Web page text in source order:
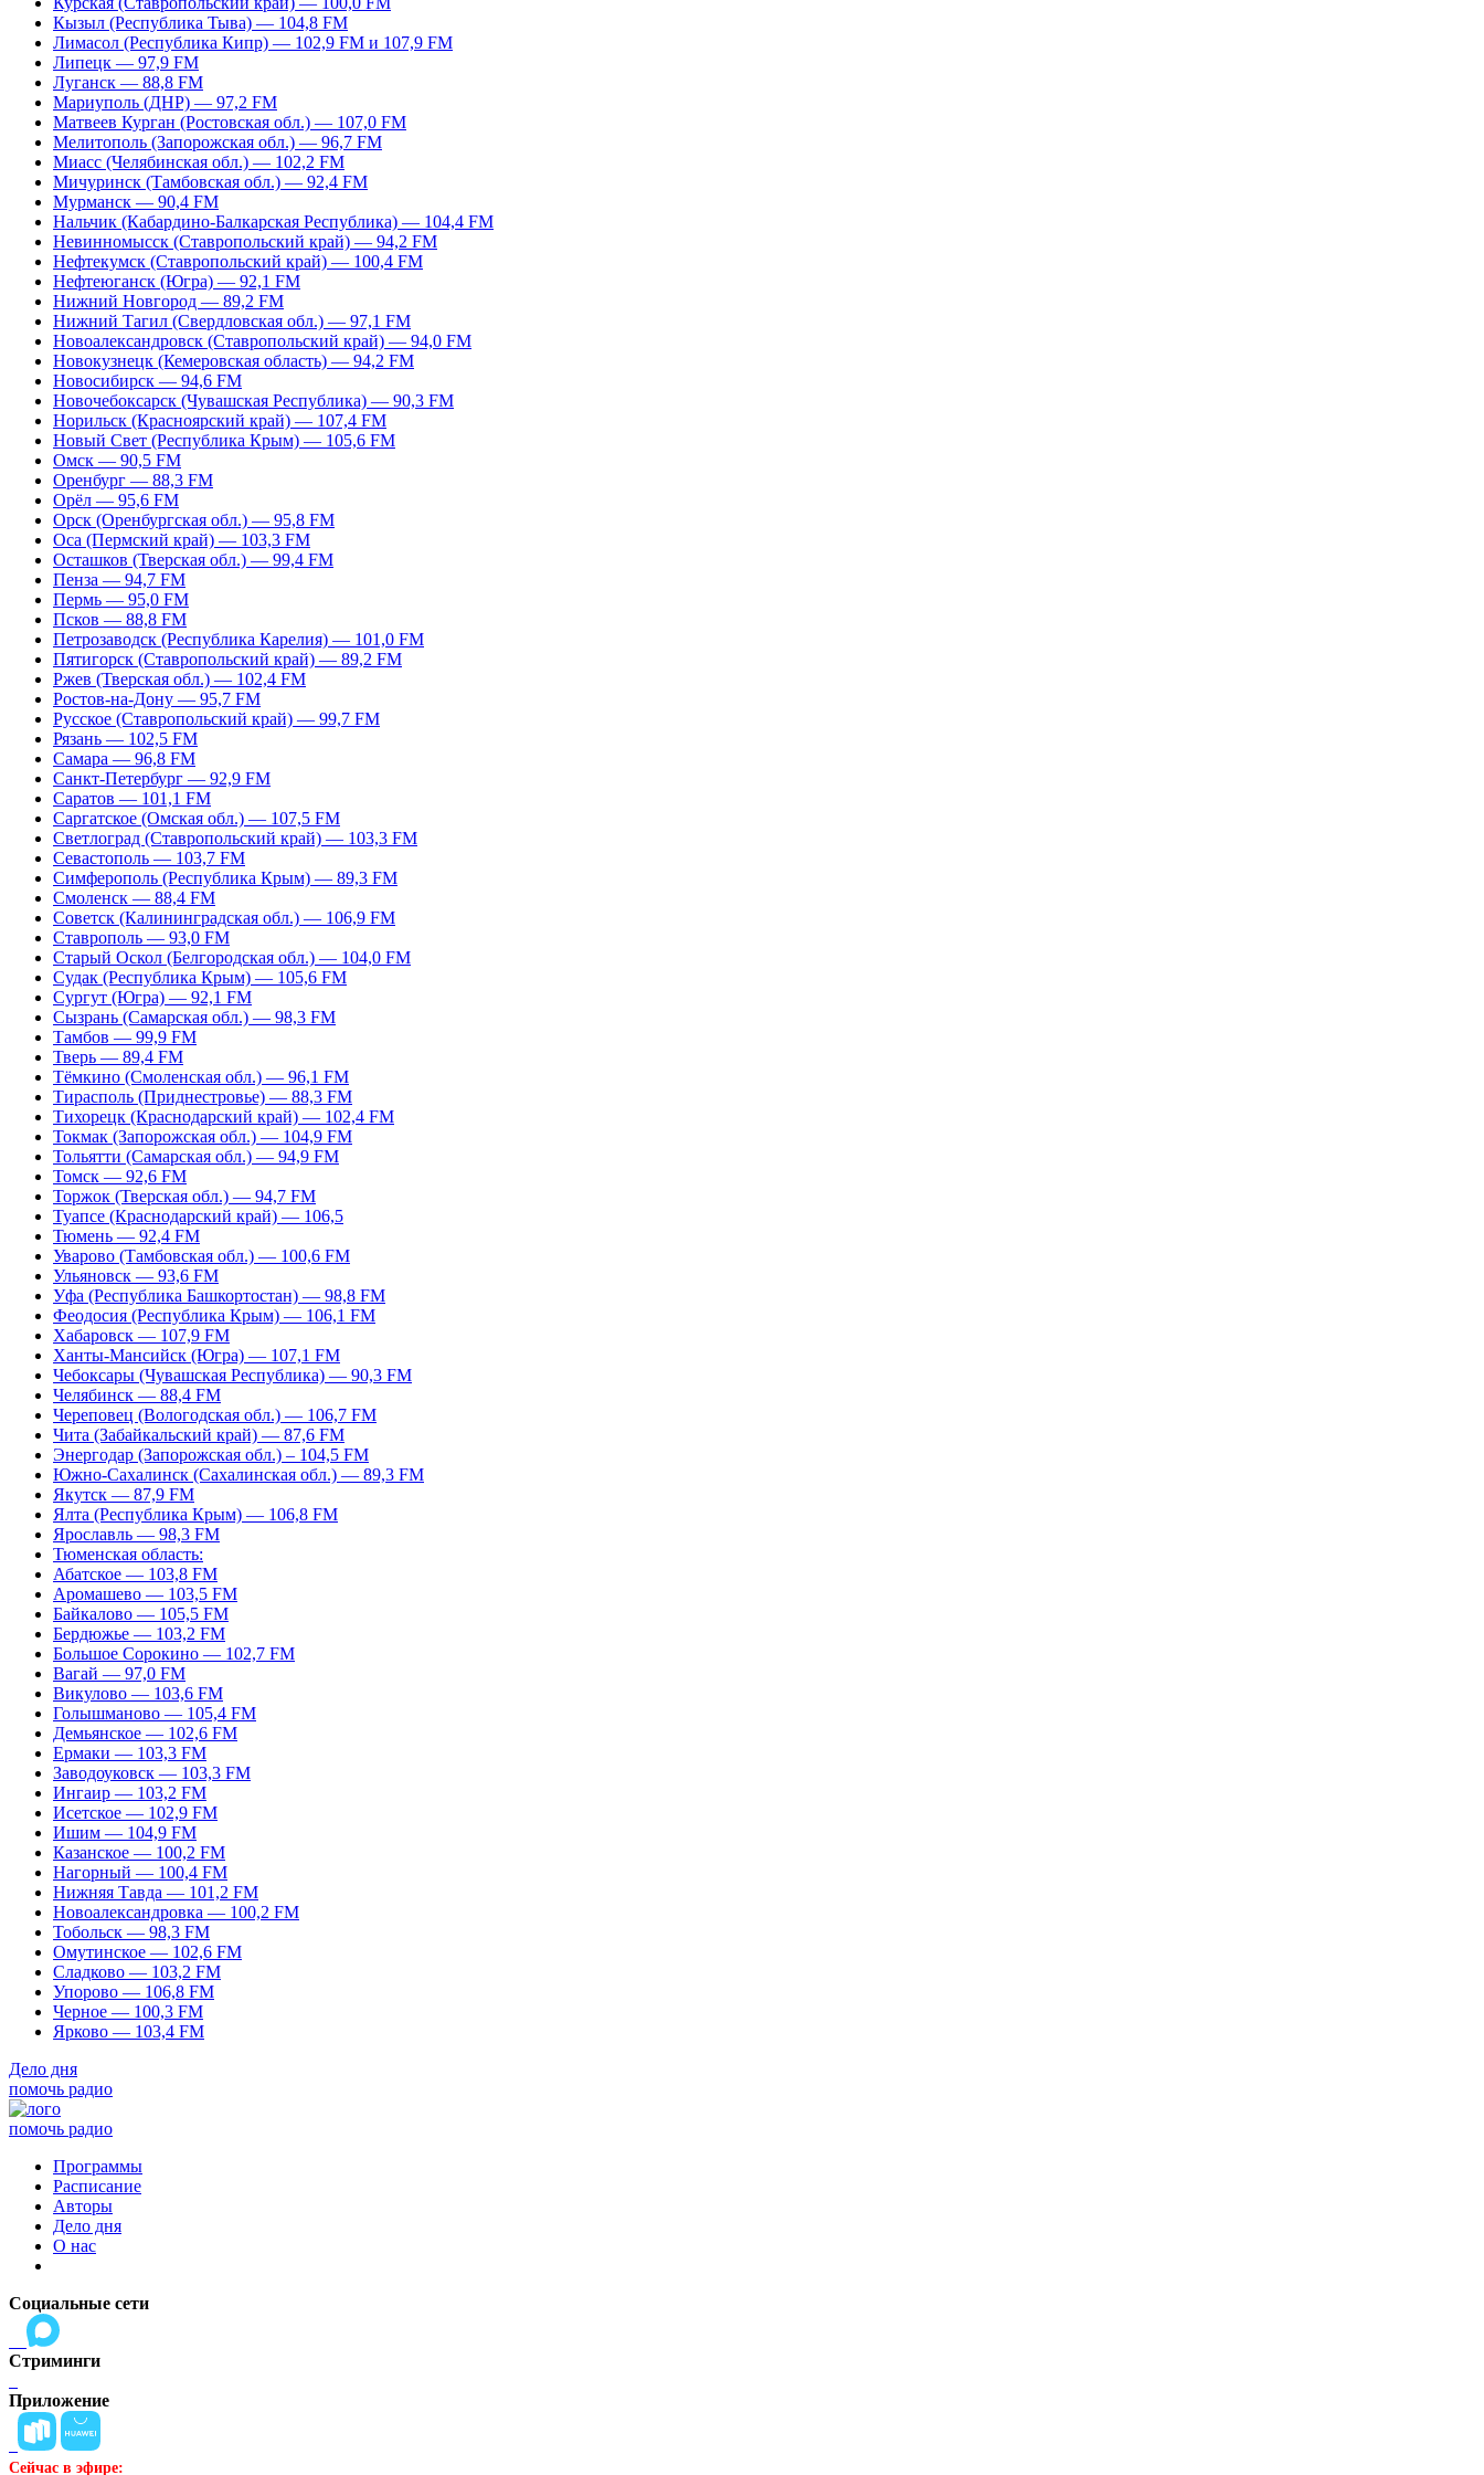
Кызыл (Республика Тыва) — 104,8 FM
Лимасол (Республика Кипр) — 102,9 FM и 107,9 FM
Липецк — 97,9 FM
Луганск — 88,8 FM
Мариуполь (ДНР) — 97,2 FM
Матвеев Курган (Ростовская обл.) — 107,0 FM
Мелитополь (Запорожская обл.) — 96,7 FM
Миасс (Челябинская обл.) — 102,2 FM
Мичуринск (Тамбовская обл.) — 92,4 FM
Мурманск — 90,4 FM
Нальчик (Кабардино-Балкарская Республика) — 104,4 FM
Невинномысск (Ставропольский край) — 94,2 FM
Нефтекумск (Ставропольский край) — 100,4 FM
Нефтеюганск (Югра) — 92,1 FM
Нижний Новгород — 89,2 FM
Нижний Тагил (Свердловская обл.) — 97,1 FM
Новоалександровск (Ставропольский край) — 94,0 FM
Новокузнецк (Кемеровская область) — 94,2 FM
Новосибирск — 94,6 FM
Новочебоксарск (Чувашская Республика) — 90,3 FM
Норильск (Красноярский край) — 107,4 FM
Новый Свет (Республика Крым) — 105,6 FM
Омск — 90,5 FM
Оренбург — 88,3 FM
Орёл — 95,6 FM
Орск (Оренбургская обл.) — 95,8 FM
Оса (Пермский край) — 103,3 FM
Осташков (Тверская обл.) — 99,4 FM
Пенза — 94,7 FM
Пермь — 95,0 FM
Псков — 88,8 FM
Петрозаводск (Республика Карелия) — 101,0 FM
Пятигорск (Ставропольский край) — 89,2 FM
Ржев (Тверская обл.) — 102,4 FM
Ростов-на-Дону — 95,7 FM
Русское (Ставропольский край) — 99,7 FM
Рязань — 102,5 FM
Самара — 96,8 FM
Санкт-Петербург — 92,9 FM
Саратов — 101,1 FM
Саргатское (Омская обл.) — 107,5 FM
Светлоград (Ставропольский край) — 103,3 FM
Севастополь — 103,7 FM
Симферополь (Республика Крым) — 89,3 FM
Смоленск — 88,4 FM
Советск (Калининградская обл.) — 106,9 FM
Ставрополь — 93,0 FM
Старый Оскол (Белгородская обл.) — 104,0 FM
Судак (Республика Крым) — 105,6 FM
Сургут (Югра) — 92,1 FM
Сызрань (Самарская обл.) — 98,3 FM
Тамбов — 99,9 FM
Тверь — 89,4 FM
Тёмкино (Смоленская обл.) — 96,1 FM
Тирасполь (Приднестровье) — 88,3 FM
Тихорецк (Краснодарский край) — 102,4 FM
Токмак (Запорожская обл.) — 104,9 FM
Тольятти (Самарская обл.) — 94,9 FM
Томск — 92,6 FM
Торжок (Тверская обл.) — 94,7 FM
Туапсе (Краснодарский край) — 106,5
Тюмень — 92,4 FM
Уварово (Тамбовская обл.) — 100,6 FM
Ульяновск — 93,6 FM
Уфа (Республика Башкортостан) — 98,8 FM
Феодосия (Республика Крым) — 106,1 FM
Хабаровск — 107,9 FM
Ханты-Мансийск (Югра) — 107,1 FM
Чебоксары (Чувашская Республика) — 90,3 FM
Челябинск — 88,4 FM
Череповец (Вологодская обл.) — 106,7 FM
Чита (Забайкальский край) — 87,6 FM
Энергодар (Запорожская обл.) – 104,5 FM
Южно-Сахалинск (Сахалинская обл.) — 89,3 FM
Якутск — 87,9 FM
Ялта (Республика Крым) — 106,8 FM
Ярославль — 98,3 FM
Тюменская область:
Абатское — 103,8 FM
Аромашево — 103,5 FM
Байкалово — 105,5 FM
Бердюжье — 103,2 FM
Большое Сорокино — 102,7 FM
Вагай — 97,0 FM
Викулово — 103,6 FM
Голышманово — 105,4 FM
Демьянское — 102,6 FM
Ермаки — 103,3 FM
Заводоуковск — 103,3 FM
Ингаир — 103,2 FM
Исетское — 102,9 FM
Ишим — 104,9 FM
Казанское — 100,2 FM
Нагорный — 100,4 FM
Нижняя Тавда — 101,2 FM
Новоалександровка — 100,2 FM
Тобольск — 98,3 FM
Омутинское — 102,6 FM
Сладково — 103,2 FM
Упорово — 106,8 FM
Черное — 100,3 FM
Ярково — 103,4 FM
Дело дня
помочь радио
помочь радио
Программы
Расписание
Авторы
Дело дня
О нас
Социальные сети
Стриминги
Приложение
Сейчас в эфире: